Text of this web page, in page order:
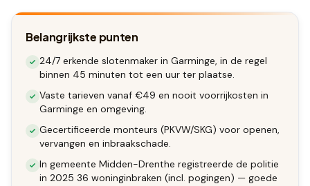
Belangrijkste punten
24/7 erkende slotenmaker in Garminge, in de regel
binnen 45 minuten tot een uur ter plaatse.
Vaste tarieven vanaf €49 en nooit voorrijkosten in
Garminge en omgeving.
Gecertificeerde monteurs (PKVW/SKG) voor openen,
vervangen en inbraakschade.
In gemeente Midden-Drenthe registreerde de politie
in 2025 36 woninginbraken (incl. pogingen) — goede